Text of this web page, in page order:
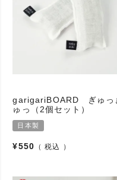
garigariBOARD ぎゅっ
ゅっ（2個セット）
日本製
¥550 税込